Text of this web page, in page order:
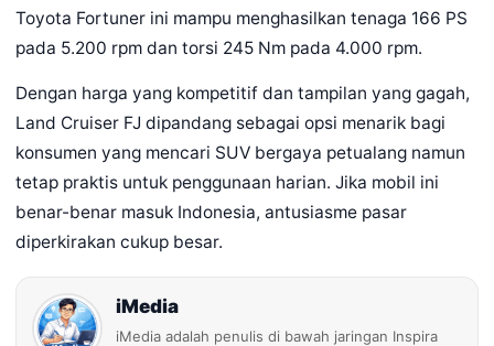
Toyota Fortuner ini mampu menghasilkan tenaga 166 PS
pada 5.200 rpm dan torsi 245 Nm pada 4.000 rpm.
Dengan harga yang kompetitif dan tampilan yang gagah,
Land Cruiser FJ dipandang sebagai opsi menarik bagi
konsumen yang mencari SUV bergaya petualang namun
tetap praktis untuk penggunaan harian. Jika mobil ini
benar-benar masuk Indonesia, antusiasme pasar
diperkirakan cukup besar.
iMedia
iMedia adalah penulis di bawah jaringan Inspira